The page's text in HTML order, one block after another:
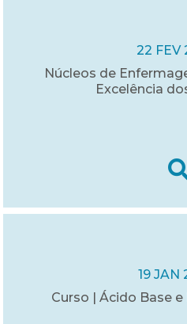
22 FEV
Núcleos de
Excelência
19 JAN
Curso | Ácido Base